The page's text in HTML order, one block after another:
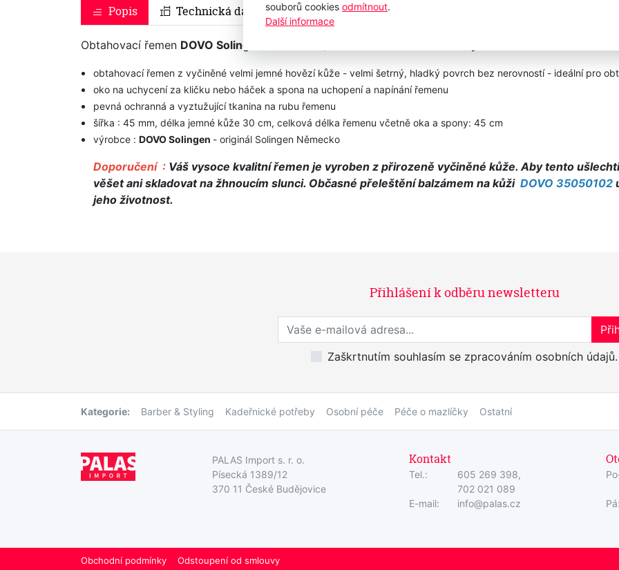
souborů cookies odmítnout.
Další informace
Popis Technická data
Obtahovací řemen DOVO Solingen 32450111
obtahovací řemen z vyčiněné velmi jemné hovězí kůže - velmi šetrný, hladký povrch bez nerovností - ideální pro
oko na uchycení za kličku nebo háček a spona na uchopení a napínání řemenu
pevná ochranná a vyztužující tkanina na rubu řemenu
šířka : 45 mm, délka jemné kůže 30 cm, celková délka řemenu včetně oka a spony: 45 cm
výrobce : DOVO Solingen - originál Solingen Německo
Doporučení : Váš vysoce kvalitní řemen je vyroben z přirozeně vyčiněné kůže. Aby tento
věšet ani skladovat na žhnoucím slunci. Občasné přeleštění balzámem na kůži DOVO 35050102
jeho životnost.
Přihlášení k odběru newsletteru
Přihlaste se k odběru novinek
Zaškrtnutím souhlasím se zpracováním osobních údajů.
Kategorie: Barber & Styling Kadeřnické potřeby Osobní péče Péče o mazlíčky Ostatní
PALAS Import s. r. o.
Písecká 1389/12
370 11 České Budějovice
Kontakt
Tel.:
605 269 398,
702 021 089
E-mail:
info@palas.cz
Obchodní podmínky Odstoupení od smlouvy